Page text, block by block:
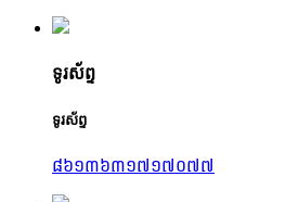
ទូរស័ព្ទ
ទូរស័ព្ទ
៨៦១៣៦៣១៧១៧០៧៧